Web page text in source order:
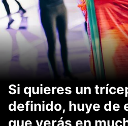
Si quieres un
definido, huye de
que verás en